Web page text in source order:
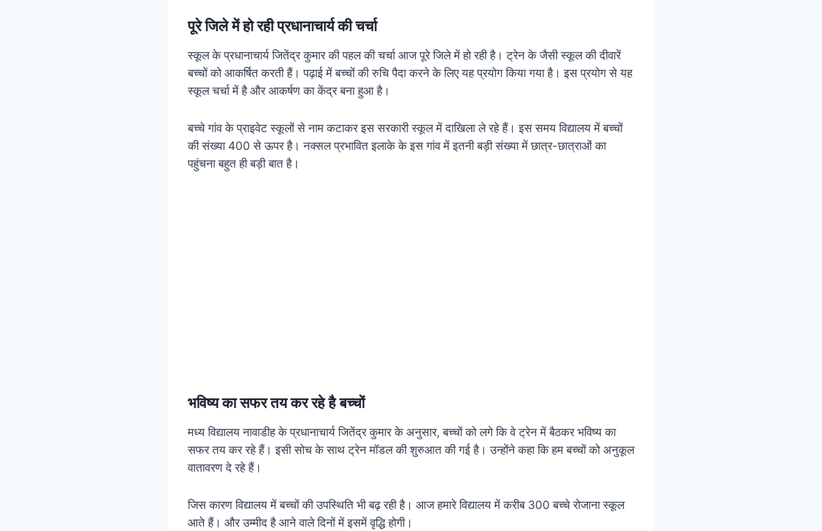
पूरे जिले में हो रही प्रधानाचार्य की चर्चा
स्कूल के प्रधानाचार्य जितेंद्र कुमार की पहल की चर्चा आज पूरे जिले में हो रही है। ट्रेन के जैसी स्कूल की दीवारें
बच्चों को आकर्षित करती हैं। पढ़ाई में बच्चों की रुचि पैदा करने के लिए यह प्रयोग किया गया है। इस प्रयोग से यह
स्कूल चर्चा में है और आकर्षण का केंद्र बना हुआ है।
बच्चे गांव के प्राइवेट स्कूलों से नाम कटाकर इस सरकारी स्कूल में दाखिला ले रहे हैं। इस समय विद्यालय में बच्चों
की संख्या 400 से ऊपर है। नक्सल प्रभावित इलाके के इस गांव में इतनी बड़ी संख्या में छात्र-छात्राओं का
पहुंचना बहुत ही बड़ी बात है।
भविष्य का सफर तय कर रहे है बच्चों
मध्य विद्यालय नावाडीह के प्रधानाचार्य जितेंद्र कुमार के अनुसार, बच्चों को लगे कि वे ट्रेन में बैठकर भविष्य का
सफर तय कर रहे हैं। इसी सोच के साथ ट्रेन मॉडल की शुरुआत की गई है।उन्होंने कहा कि हम बच्चों को अनुकूल
वातावरण दे रहे हैं।
जिस कारण विद्यालय में बच्चों की उपस्थिति भी बढ़ रही है। आज हमारे विद्यालय में करीब 300 बच्चे रोजाना स्कूल
आते हैं। और उम्मीद है आने वाले दिनों में इसमें वृद्धि होगी।